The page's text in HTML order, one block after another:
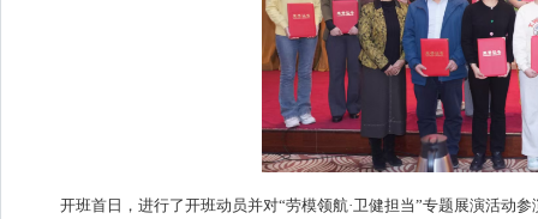
开班首日，进行了开班动员并对“劳模领航·卫健担当”专题展演活动